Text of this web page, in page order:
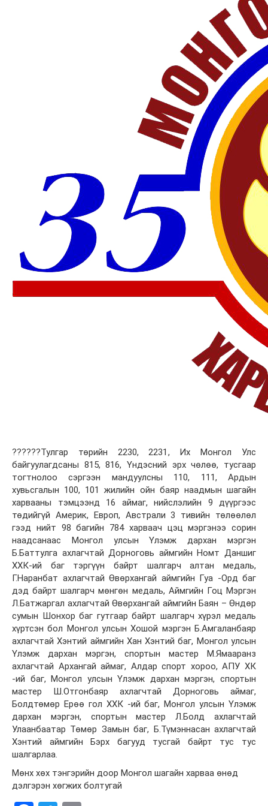
??????Тулгар төрийн 2230, 2231, Их Монгол Улс
байгуулагдсаны 815, 816, Үндэсний эрх чөлөө, тусгаар
тогтнолоо сэргээн мандуулсны 110, 111, Ардын
хувьсгалын 100, 101 жилийн ойн баяр наадмын шагайн
харвааны тэмцээнд 16 аймаг, нийслэлийн 9 дүүргээс
төдийгүй Америк, Европ, Австрали 3 тивийн төлөөлөл
гээд нийт 98 багийн 784 харваач цэц мэргэнээ сорин
наадсанаас Монгол улсын Үлэмж дархан мэргэн
Б.Баттулга ахлагчтай Дорноговь аймгийн Номт Даншиг
ХХК-ий баг тэргүүн байрт шалгарч алтан медаль,
Г.Наранбат ахлагчтай Өвөрхангай аймгийн Гуа -Орд баг
дэд байрт шалгарч мөнгөн медаль, Аймгийн Гоц Мэргэн
Л.Батжаргал ахлагчтай Өвөрхангай аймгийн Баян – Өндөр
сумын Шонхор баг гутгаар байрт шалгарч хүрэл медаль
хүртсэн бол Монгол улсын Хошой мэргэн Б.Амгаланбаяр
ахлагчтай Хэнтий аймгийн Хан Хэнтий баг, Монгол улсын
Үлэмж дархан мэргэн, спортын мастер М.Ямааранз
ахлагчтай Архангай аймаг, Алдар спорт хороо, АПУ ХК
-ий баг, Монгол улсын Үлэмж дархан мэргэн, спортын
мастер Ш.Отгонбаяр ахлагчтай Дорноговь аймаг,
Болдтөмөр Ерөө гол ХХК -ий баг, Монгол улсын Үлэмж
дархан мэргэн, спортын мастер Л.Болд ахлагчтай
Улаанбаатар Төмөр Замын баг, Б.Түмэннасан ахлагчтай
Хэнтий аймгийн Бэрх багууд тусгай байрт тус тус
шалгарлаа.
Мөнх хөх тэнгэрийн доор Монгол шагайн харваа өнөд
дэлгэрэн хөгжих болтугай